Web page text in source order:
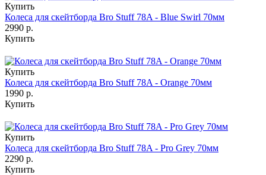
Купить
Колеса для скейтборда Bro Stuff 78A - Blue Swirl 70мм
2990 р.
Купить
Купить
Колеса для скейтборда Bro Stuff 78A - Orange 70мм
1990 р.
Купить
Купить
Колеса для скейтборда Bro Stuff 78A - Pro Grey 70мм
2290 р.
Купить